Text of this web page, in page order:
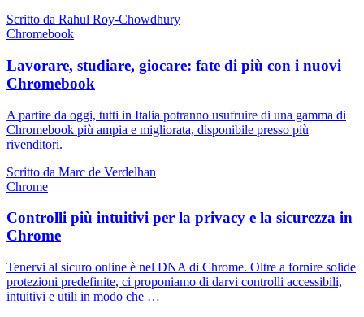
Scritto da Rahul Roy-Chowdhury
Chromebook
Lavorare, studiare, giocare: fate di più con i nuovi
Chromebook
A partire da oggi, tutti in Italia potranno usufruire di una gamma di
Chromebook più ampia e migliorata, disponibile presso più
rivenditori.
Scritto da Marc de Verdelhan
Chrome
Controlli più intuitivi per la privacy e la sicurezza in
Chrome
Tenervi al sicuro online è nel DNA di Chrome. Oltre a fornire solide
protezioni predefinite, ci proponiamo di darvi controlli accessibili,
intuitivi e utili in modo che …